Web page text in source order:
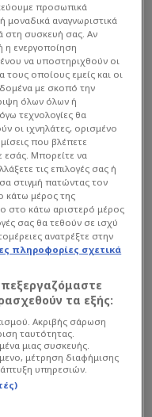
προσωπικά
αναγνωριστικά
στη συσκευή σας. Αν
η ενεργοποίηση
να υποστηριχθούν οι
οποίους εμείς και οι
με σκοπό την
όλων όλων ή
τεχνολογίες θα
οι ιχνηλάτες, ορισμένο
που βλέπετε
εσάς. Μπορείτε να
τις επιλογές σας ή
στιγμή πατώντας τον
κάτω μέρος της
στο κάτω αριστερό μέρος
σας θα τεθούν σε ισχύ
ανατρέξτε στην
πληροφορίες σχετικά
τα εξής:
Ακριβής σάρωση
ταυτότητας.
μιας συσκευής.
μέτρηση διαφήμισης
υπηρεσιών.